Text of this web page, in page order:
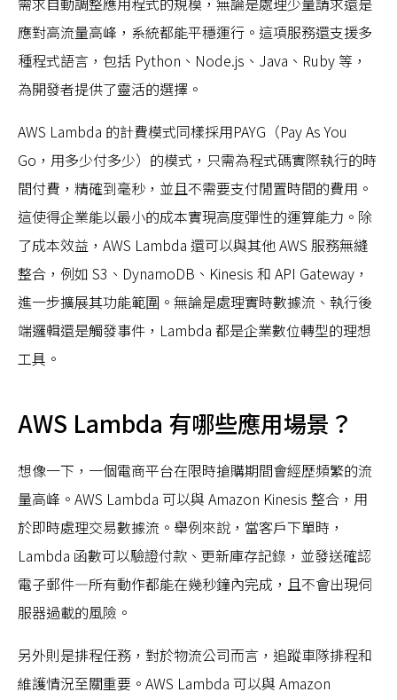
應對高流量高峰，系統都能平穩運行。這項服務還支援多
種程式語言，包括 Python、Node.js、Java、Ruby 等，
為開發者提供了靈活的選擇。
AWS Lambda 的計費模式同樣採用PAYG（Pay As You
Go，用多少付多少）的模式，只需為程式碼實際執行的時
間付費，精確到毫秒，並且不需要支付閒置時間的費用。
這使得企業能以最小的成本實現高度彈性的運算能力。除
了成本效益，AWS Lambda 還可以與其他 AWS 服務無縫
整合，例如 S3、DynamoDB、Kinesis 和 API Gateway，
進一步擴展其功能範圍。無論是處理實時數據流、執行後
端邏輯還是觸發事件，Lambda 都是企業數位轉型的理想
工具。
AWS Lambda 有哪些應用場景？
想像一下，一個電商平台在限時搶購期間會經歷頻繁的流
量高峰。AWS Lambda 可以與 Amazon Kinesis 整合，用
於即時處理交易數據流。舉例來說，當客戶下單時，
Lambda 函數可以驗證付款、更新庫存記錄，並發送確認
電子郵件—所有動作都能在幾秒鐘內完成，且不會出現伺
服器過載的風險。
另外則是排程任務，對於物流公司而言，追蹤車隊排程和
維護情況至關重要。AWS Lambda 可以與 Amazon